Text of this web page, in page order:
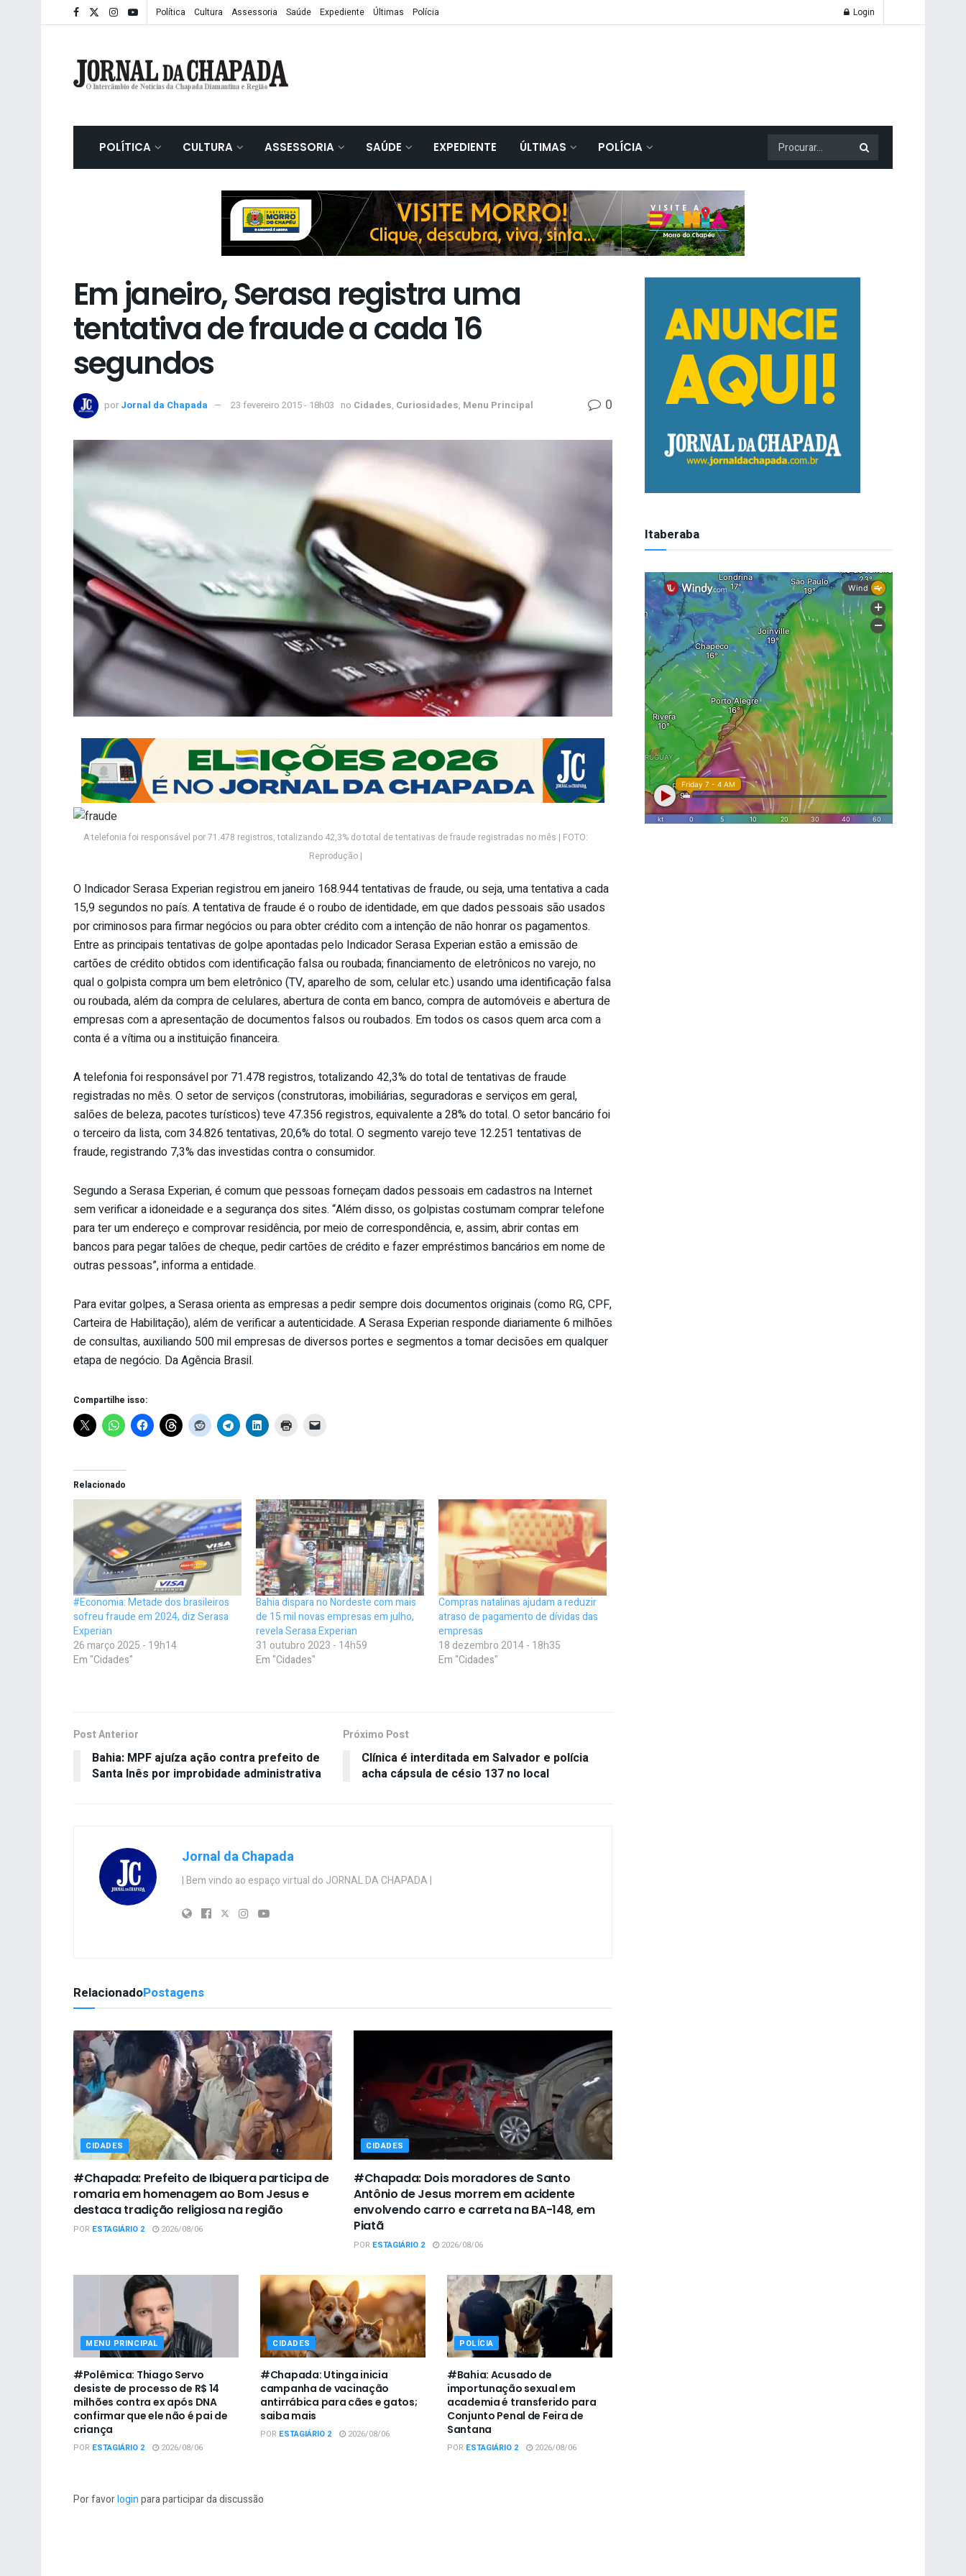
Política Cultura Assessoria Saúde Expediente Últimas Polícia Login
POLÍTICA CULTURA ASSESSORIA SAÚDE EXPEDIENTE ÚLTIMAS POLÍCIA
Em janeiro, Serasa registra uma
tentativa de fraude a cada 16
segundos
por Jornal da Chapada 23 fevereiro 2015 - 18h03 no Cidades, Curiosidades, Menu Principal 0
A telefonia foi responsável por 71.478 registros, totalizando 42,3% do total de tentativas de fraude registradas no mês | FOTO:
Reprodução |
O Indicador Serasa Experian registrou em janeiro 168.944 tentativas de fraude, ou seja, uma tentativa a cada
15,9 segundos no país. A tentativa de fraude é o roubo de identidade, em que dados pessoais são usados
por criminosos para firmar negócios ou para obter crédito com a intenção de não honrar os pagamentos.
Entre as principais tentativas de golpe apontadas pelo Indicador Serasa Experian estão a emissão de
cartões de crédito obtidos com identificação falsa ou roubada; financiamento de eletrônicos no varejo, no
qual o golpista compra um bem eletrônico (TV, aparelho de som, celular etc.) usando uma identificação falsa
ou roubada, além da compra de celulares, abertura de conta em banco, compra de automóveis e abertura de
empresas com a apresentação de documentos falsos ou roubados. Em todos os casos quem arca com a
conta é a vítima ou a instituição financeira.
A telefonia foi responsável por 71.478 registros, totalizando 42,3% do total de tentativas de fraude
registradas no mês. O setor de serviços (construtoras, imobiliárias, seguradoras e serviços em geral,
salões de beleza, pacotes turísticos) teve 47.356 registros, equivalente a 28% do total. O setor bancário foi
o terceiro da lista, com 34.826 tentativas, 20,6% do total. O segmento varejo teve 12.251 tentativas de
fraude, registrando 7,3% das investidas contra o consumidor.
Segundo a Serasa Experian, é comum que pessoas forneçam dados pessoais em cadastros na Internet
sem verificar a idoneidade e a segurança dos sites. “Além disso, os golpistas costumam comprar telefone
para ter um endereço e comprovar residência, por meio de correspondência, e, assim, abrir contas em
bancos para pegar talões de cheque, pedir cartões de crédito e fazer empréstimos bancários em nome de
outras pessoas”, informa a entidade.
Para evitar golpes, a Serasa orienta as empresas a pedir sempre dois documentos originais (como RG, CPF,
Carteira de Habilitação), além de verificar a autenticidade. A Serasa Experian responde diariamente 6 milhões
de consultas, auxiliando 500 mil empresas de diversos portes e segmentos a tomar decisões em qualquer
etapa de negócio. Da Agência Brasil.
Compartilhe isso:
Relacionado
#Economia: Metade dos brasileiros
sofreu fraude em 2024, diz Serasa
Experian
26 março 2025 - 19h14
Em "Cidades"
Bahia dispara no Nordeste com mais
de 15 mil novas empresas em julho,
revela Serasa Experian
31 outubro 2023 - 14h59
Em "Cidades"
Compras natalinas ajudam a reduzir
atraso de pagamento de dívidas das
empresas
18 dezembro 2014 - 18h35
Em "Cidades"
Post Anterior
Bahia: MPF ajuíza ação contra prefeito de
Santa Inês por improbidade administrativa
Próximo Post
Clínica é interditada em Salvador e polícia
acha cápsula de césio 137 no local
Jornal da Chapada
| Bem vindo ao espaço virtual do JORNAL DA CHAPADA |
RelacionadoPostagens
CIDADES
#Chapada: Prefeito de Ibiquera participa de
romaria em homenagem ao Bom Jesus e
destaca tradição religiosa na região
POR ESTAGIÁRIO 2 2026/08/06
CIDADES
#Chapada: Dois moradores de Santo
Antônio de Jesus morrem em acidente
envolvendo carro e carreta na BA-148, em
Piatã
POR ESTAGIÁRIO 2 2026/08/06
MENU PRINCIPAL
#Polêmica: Thiago Servo
desiste de processo de R$ 14
milhões contra ex após DNA
confirmar que ele não é pai de
criança
POR ESTAGIÁRIO 2 2026/08/06
CIDADES
#Chapada: Utinga inicia
campanha de vacinação
antirrábica para cães e gatos;
saiba mais
POR ESTAGIÁRIO 2 2026/08/06
POLÍCIA
#Bahia: Acusado de
importunação sexual em
academia é transferido para
Conjunto Penal de Feira de
Santana
POR ESTAGIÁRIO 2 2026/08/06
Por favorloginpara participar da discussão
Itaberaba